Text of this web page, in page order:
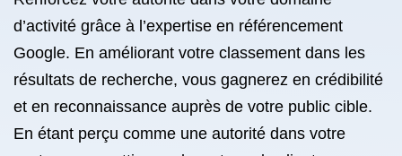
d’activité grâce à l’expertise en référencement
Google. En améliorant votre classement dans les
résultats de recherche, vous gagnerez en crédibilité
et en reconnaissance auprès de votre public cible.
En étant perçu comme une autorité dans votre